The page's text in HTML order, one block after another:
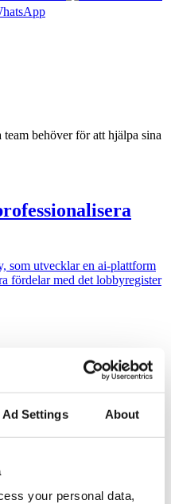
Ad Settings About
your personal data,
behöver för att hjälpa sina
som utvecklar en ai-plattform
fördelar med det lobbyregister
döda Almedalens
öppna arenan och in i det
ursprungstanken bakom